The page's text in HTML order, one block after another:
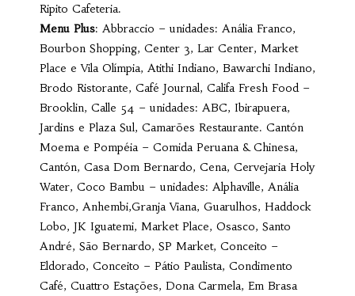
Ripito Cafeteria.
Menu Plus: Abbraccio – unidades: Anália Franco,
Bourbon Shopping, Center 3, Lar Center, Market
Place e Vila Olímpia, Atithi Indiano, Bawarchi Indiano,
Brodo Ristorante, Café Journal, Califa Fresh Food –
Brooklin, Calle 54 – unidades: ABC, Ibirapuera,
Jardins e Plaza Sul, Camarões Restaurante. Cantón
Moema e Pompéia – Comida Peruana & Chinesa,
Cantón, Casa Dom Bernardo, Cena, Cervejaria Holy
Water, Coco Bambu – unidades: Alphaville, Anália
Franco, Anhembi,Granja Viana, Guarulhos, Haddock
Lobo, JK Iguatemi, Market Place, Osasco, Santo
André, São Bernardo, SP Market, Conceito –
Eldorado, Conceito – Pátio Paulista, Condimento
Café, Cuattro Estações, Dona Carmela, Em Brasa